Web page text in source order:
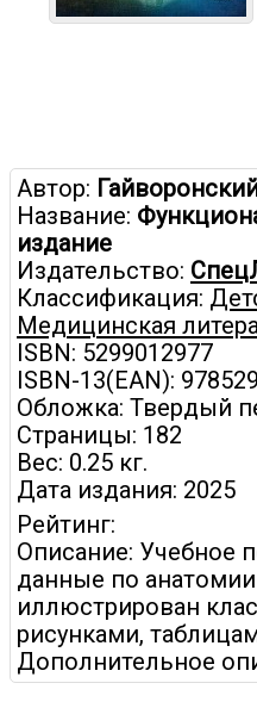
Автор:
Название:
издание
Издательство:
Классификация:
Медицинская
ISBN: 5299012977
ISBN-13(EAN):
Обложка: Твердый
Страницы: 182
Вес: 0.25 кг.
Дата издания: 2025
Рейтинг:
Описание: Учебное
данные по
иллюстрирован
рисунками,
Дополнительное